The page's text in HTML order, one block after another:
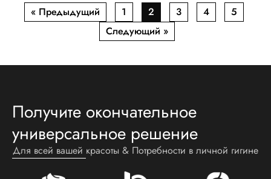
« Предыдущий 1 2 3 4
5
Следующий »
Получите окончательное
универсальное решение
Для всей вашей красоты & Потребности в личной гигине